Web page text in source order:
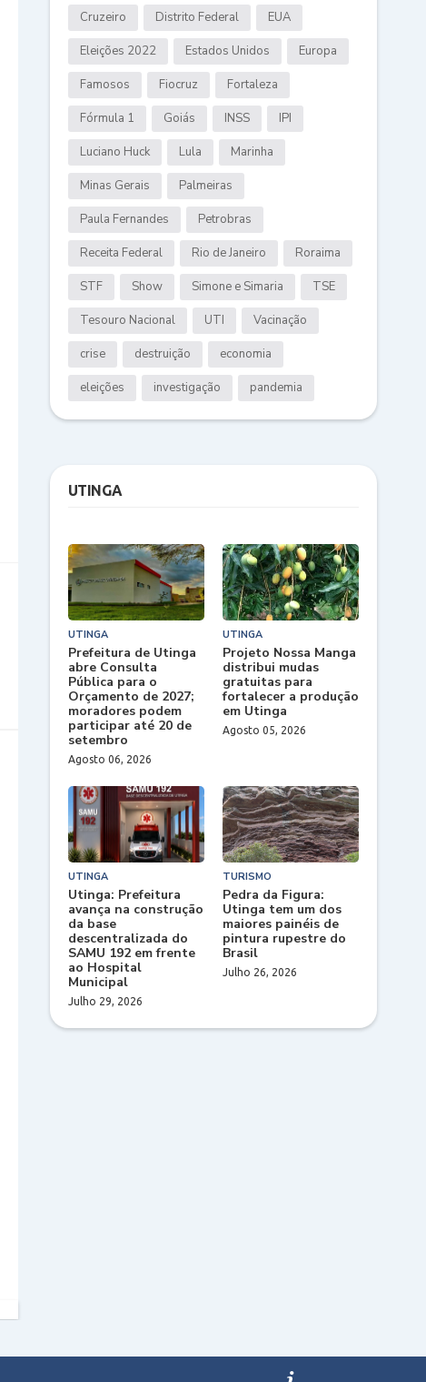
Cruzeiro Distrito Federal EUA
Eleições 2022 Estados Unidos Europa
Famosos Fiocruz Fortaleza
Fórmula 1 Goiás INSS IPI
Luciano Huck Lula Marinha
Minas Gerais Palmeiras
Paula Fernandes Petrobras
Receita Federal Rio de Janeiro Roraima
STF Show Simone e Simaria TSE
Tesouro Nacional UTI Vacinação
crise destruição economia
eleições investigação pandemia
UTINGA
UTINGA
Prefeitura de Utinga
abre Consulta
Pública para o
Orçamento de 2027;
moradores podem
participar até 20 de
setembro
Agosto 06, 2026
UTINGA
Projeto Nossa Manga
distribui mudas
gratuitas para
fortalecer a produção
em Utinga
Agosto 05, 2026
UTINGA
Utinga: Prefeitura
avança na construção
da base
descentralizada do
SAMU 192 em frente
ao Hospital
Municipal
Julho 29, 2026
TURISMO
Pedra da Figura:
Utinga tem um dos
maiores painéis de
pintura rupestre do
Brasil
Julho 26, 2026